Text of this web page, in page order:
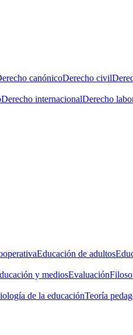
canónicoDerecho civil
Derecho internacionalDerecho
Educación de adultos
y mediosEvaluación
de la educaciónTeoría